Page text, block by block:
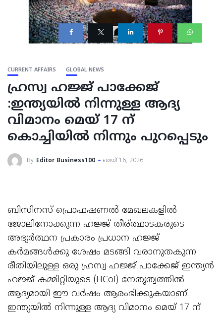
CURRENT AFFAIRS GLOBAL NEWS
ഹ്രസ്വ ഹജ്ജ് പാക്കേജ്
:ഇന്ത്യയിൽ നിന്നുള്ള ആദ്യ
വിമാനം മെയ് 17 ന്
കൊച്ചിയിൽ നിന്നും പുറപ്പെടും
By Editor Business100 മെയ്‌ 16, 2026
ബിസിനസ് പ്രൊഫഷണൽ മേഖലകളിൽ
ജോലിനോക്കുന്ന ഹജ്ജ് തീര്ത്ഥാടകരുടെ
അഭ്യർത്ഥന പ്രകാരം പ്രധാന ഹജ്ജ്
കർമങ്ങൾക്കു ശേഷം മടങ്ങി വരാനുതകുന്ന
രീതിയിലുള്ള ഒരു ഹ്രസ്വ ഹജ്ജ് പാക്കേജ് ഇന്ത്യൻ
ഹജ്ജ് കമ്മിറ്റിയുടെ (HCoI) നേതൃത്വത്തിൽ
ആദ്യമായി ഈ വര്‍ഷം ആരംഭിക്കുകയാണ്.
ഇന്ത്യയിൽ നിന്നുള്ള ആദ്യ വിമാനം മെയ് 17 ന്